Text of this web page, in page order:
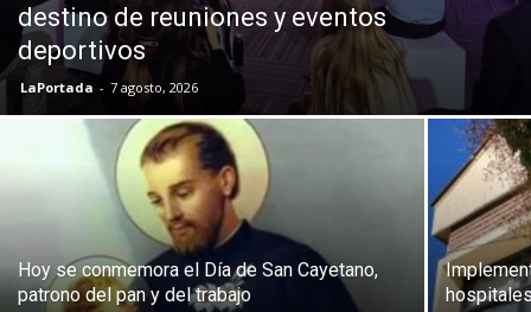
destino de reuniones y eventos
deportivos
LaPortada - 7 agosto, 2026
Hoy se conmemora el Día de San Cayetano,
patrono del pan y del trabajo